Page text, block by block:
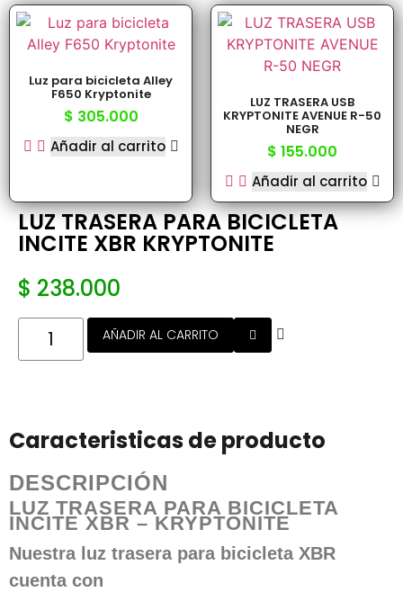
Luz para bicicleta Alley
F650 Kryptonite
$ 305.000
Añadir al carrito
LUZ TRASERA USB
KRYPTONITE AVENUE R-50
NEGR
$ 155.000
Añadir al carrito
LUZ TRASERA PARA BICICLETA
INCITE XBR KRYPTONITE
$ 238.000
AÑADIR AL CARRITO
Caracteristicas de producto
DESCRIPCIÓN
LUZ TRASERA PARA BICICLETA
INCITE XBR – KRYPTONITE
Nuestra luz trasera para bicicleta XBR
cuenta con